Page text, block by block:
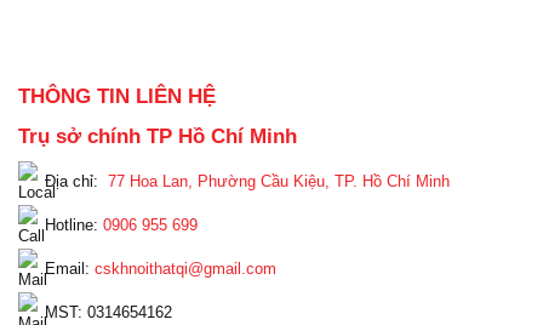
THÔNG TIN LIÊN HỆ
Trụ sở chính TP Hồ Chí Minh
Địa chỉ: 77 Hoa Lan, Phường Cầu Kiệu, TP. Hồ Chí Minh
Hotline: 0906 955 699
Email: cskhnoithatqi@gmail.com
MST: 0314654162